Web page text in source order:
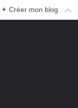
+ Créer mon blog